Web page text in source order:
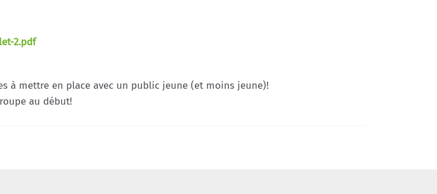
2.pdf
à mettre en place avec un public jeune (et moins jeune)!
au début!